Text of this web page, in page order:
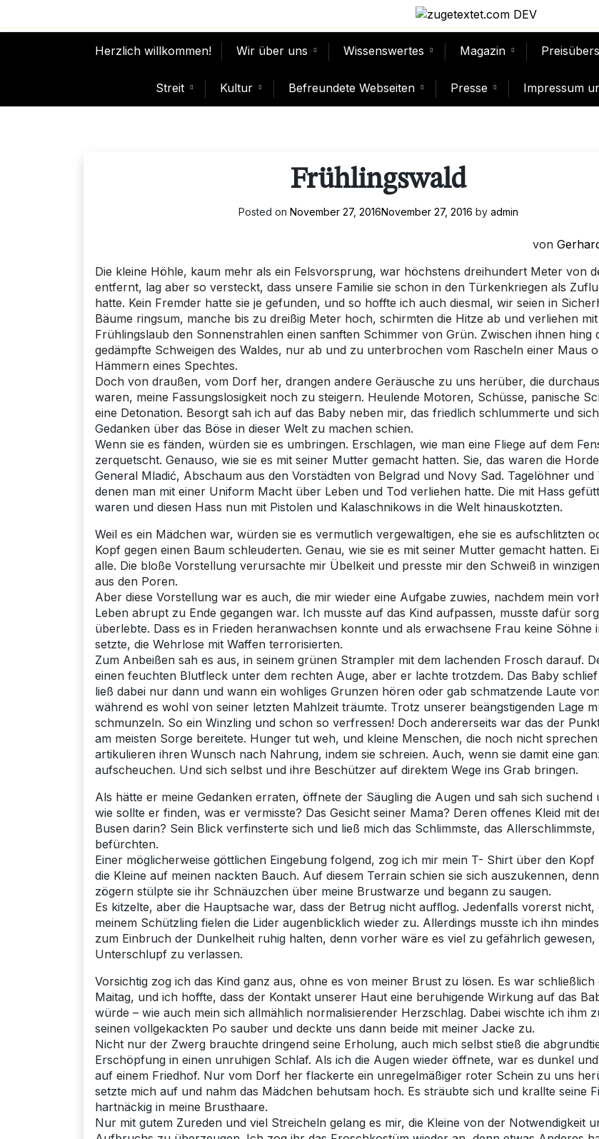
Herzlich willkommen! Wir über uns Wissenswertes Magazin
Streit Kultur Befreundete Webseiten Presse Impressum
Frühlingswald
Posted on November 27, 2016November 27, 2016 by admin
von
Die kleine Höhle, kaum mehr als ein Felsvorsprung, war höchstens dreihundert Meter von
entfernt, lag aber so versteckt, dass unsere Familie sie schon in den Türkenkriegen als
hatte. Kein Fremder hatte sie je gefunden, und so hoffte ich auch diesmal, wir seien in
Bäume ringsum, manche bis zu dreißig Meter hoch, schirmten die Hitze ab und verliehen
Frühlingslaub den Sonnenstrahlen einen sanften Schimmer von Grün. Zwischen ihnen hing
gedämpfte Schweigen des Waldes, nur ab und zu unterbrochen vom Rascheln einer Maus
Hämmern eines Spechtes.
Doch von draußen, vom Dorf her, drangen andere Geräusche zu uns herüber, die
waren, meine Fassungslosigkeit noch zu steigern. Heulende Motoren, Schüsse, panische
eine Detonation. Besorgt sah ich auf das Baby neben mir, das friedlich schlummerte und
Gedanken über das Böse in dieser Welt zu machen schien.
Wenn sie es fänden, würden sie es umbringen. Erschlagen, wie man eine Fliege auf dem
zerquetscht. Genauso, wie sie es mit seiner Mutter gemacht hatten. Sie, das waren die
General Mladić, Abschaum aus den Vorstädten von Belgrad und Novy Sad. Tagelöhner und
denen man mit einer Uniform Macht über Leben und Tod verliehen hatte. Die mit Hass
waren und diesen Hass nun mit Pistolen und Kalaschnikows in die Welt hinauskotzten.
Weil es ein Mädchen war, würden sie es vermutlich vergewaltigen, ehe sie es aufschlitzten
Kopf gegen einen Baum schleuderten. Genau, wie sie es mit seiner Mutter gemacht hatten.
alle. Die bloße Vorstellung verursachte mir Übelkeit und presste mir den Schweiß in
aus den Poren.
Aber diese Vorstellung war es auch, die mir wieder eine Aufgabe zuwies, nachdem mein
Leben abrupt zu Ende gegangen war. Ich musste auf das Kind aufpassen, musste dafür
überlebte. Dass es in Frieden heranwachsen konnte und als erwachsene Frau keine Söhne
setzte, die Wehrlose mit Waffen terrorisierten.
Zum Anbeißen sah es aus, in seinem grünen Strampler mit dem lachenden Frosch darauf.
einen feuchten Blutfleck unter dem rechten Auge, aber er lachte trotzdem. Das Baby schlief
ließ dabei nur dann und wann ein wohliges Grunzen hören oder gab schmatzende Laute
während es wohl von seiner letzten Mahlzeit träumte. Trotz unserer beängstigenden Lage
schmunzeln. So ein Winzling und schon so verfressen! Doch andererseits war das der
am meisten Sorge bereitete. Hunger tut weh, und kleine Menschen, die noch nicht
artikulieren ihren Wunsch nach Nahrung, indem sie schreien. Auch, wenn sie damit eine
aufscheuchen. Und sich selbst und ihre Beschützer auf direktem Wege ins Grab bringen.
Als hätte er meine Gedanken erraten, öffnete der Säugling die Augen und sah sich suchend
wie sollte er finden, was er vermisste? Das Gesicht seiner Mama? Deren offenes Kleid mit
Busen darin? Sein Blick verfinsterte sich und ließ mich das Schlimmste, das Allerschlimmste,
befürchten.
Einer möglicherweise göttlichen Eingebung folgend, zog ich mir mein T- Shirt über den Kopf
die Kleine auf meinen nackten Bauch. Auf diesem Terrain schien sie sich auszukennen,
zögern stülpte sie ihr Schnäuzchen über meine Brustwarze und begann zu saugen.
Es kitzelte, aber die Hauptsache war, dass der Betrug nicht aufﬂog. Jedenfalls vorerst nicht,
meinem Schützling fielen die Lider augenblicklich wieder zu. Allerdings musste ich ihn
zum Einbruch der Dunkelheit ruhig halten, denn vorher wäre es viel zu gefährlich
Unterschlupf zu verlassen.
Vorsichtig zog ich das Kind ganz aus, ohne es von meiner Brust zu lösen. Es war
Maitag, und ich hoffte, dass der Kontakt unserer Haut eine beruhigende Wirkung auf das
würde – wie auch mein sich allmählich normalisierender Herzschlag. Dabei wischte ich ihm
seinen vollgekackten Po sauber und deckte uns dann beide mit meiner Jacke zu.
Nicht nur der Zwerg brauchte dringend seine Erholung, auch mich selbst stieß die
Erschöpfung in einen unruhigen Schlaf. Als ich die Augen wieder öffnete, war es dunkel
auf einem Friedhof. Nur vom Dorf her flackerte ein unregelmäßiger roter Schein zu uns
setzte mich auf und nahm das Mädchen behutsam hoch. Es sträubte sich und krallte seine
hartnäckig in meine Brusthaare.
Nur mit gutem Zureden und viel Streicheln gelang es mir, die Kleine von der Notwendigkeit